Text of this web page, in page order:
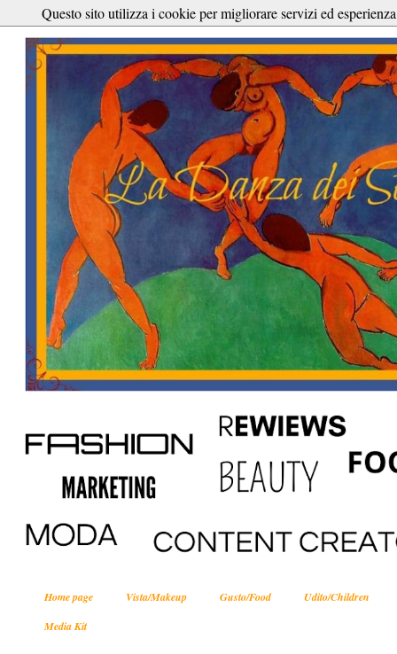
Home page Vista/Makeup Gusto/Food
Udito/Children
Media Kit
Questo sito utilizza i cookie per migliorare servizi ed